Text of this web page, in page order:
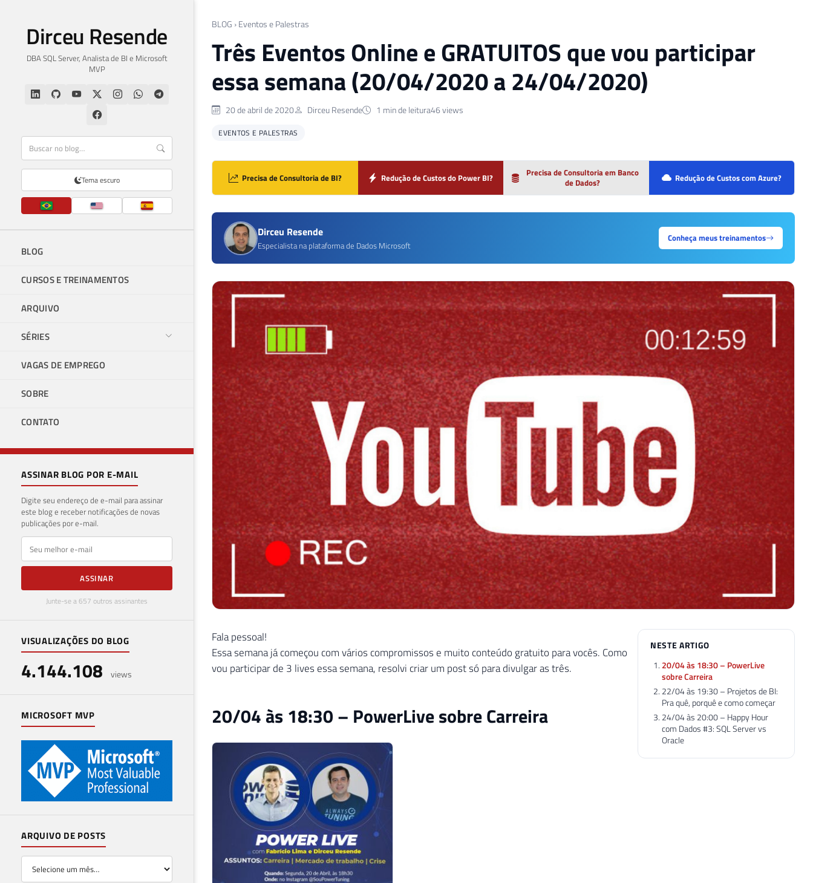
Dirceu Resende
DBA SQL Server, Analista de BI e Microsoft
MVP
Tema escuro
BLOG
CURSOS E TREINAMENTOS
ARQUIVO
SÉRIES
VAGAS DE EMPREGO
SOBRE
CONTATO
ASSINAR BLOG POR E-MAIL
Digite seu endereço de e-mail para assinar
este blog e receber notificações de novas
publicações por e-mail.
E-mail
ASSINAR
Junte-se a 657 outros assinantes
VISUALIZAÇÕES DO BLOG
4.144.108 views
MICROSOFT MVP
ARQUIVO DE POSTS
BLOG › Eventos e Palestras
Três Eventos Online e GRATUITOS que vou participar
essa semana (20/04/2020 a 24/04/2020)
20 de abril de 2020 Dirceu Resende 1 min de leitura46 views
EVENTOS E PALESTRAS
Precisa de Consultoria de BI? Redução de Custos do Power BI?
Precisa de Consultoria em Banco
de Dados?
Redução de Custos com Azure?
Dirceu Resende
Especialista na plataforma de Dados Microsoft
Conheça meus treinamentos
Fala pessoal!
Essa semana já começou com vários compromissos e muito conteúdo gratuito para vocês. Como
vou participar de 3 lives essa semana, resolvi criar um post só para divulgar as três.
20/04 às 18:30 – PowerLive sobre Carreira
NESTE ARTIGO
20/04 às 18:30 – PowerLive
sobre Carreira
22/04 às 19:30 – Projetos de BI:
Pra quê, porquê e como começar
24/04 às 20:00 – Happy Hour
com Dados #3: SQL Server vs
Oracle